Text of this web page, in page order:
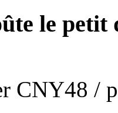
le
CNY48 /